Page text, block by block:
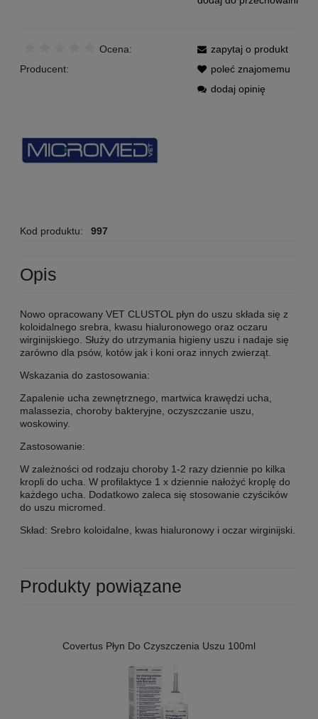
Ocena:
Producent:
Kod produktu: 997
zapytaj o produkt
poleć znajomemu
dodaj opinię
Opis
Nowo opracowany VET CLUSTOL płyn do uszu składa się z
koloidalnego srebra, kwasu hialuronowego oraz oczaru
wirginijskiego. Służy do utrzymania higieny uszu i nadaje się
zarówno dla psów, kotów jak i koni oraz innych zwierząt.
Wskazania do zastosowania:
Zapalenie ucha zewnętrznego, martwica krawędzi ucha,
malassezia, choroby bakteryjne, oczyszczanie uszu,
woskowiny.
Zastosowanie:
W zależności od rodzaju choroby 1-2 razy dziennie po kilka
kropli do ucha. W profilaktyce 1 x dziennie nałożyć kroplę do
każdego ucha. Dodatkowo zaleca się stosowanie czyścików
do uszu micromed.
Skład: Srebro koloidalne, kwas hialuronowy i oczar wirginijski.
Produkty powiązane
Covertus Płyn Do Czyszczenia Uszu 100ml